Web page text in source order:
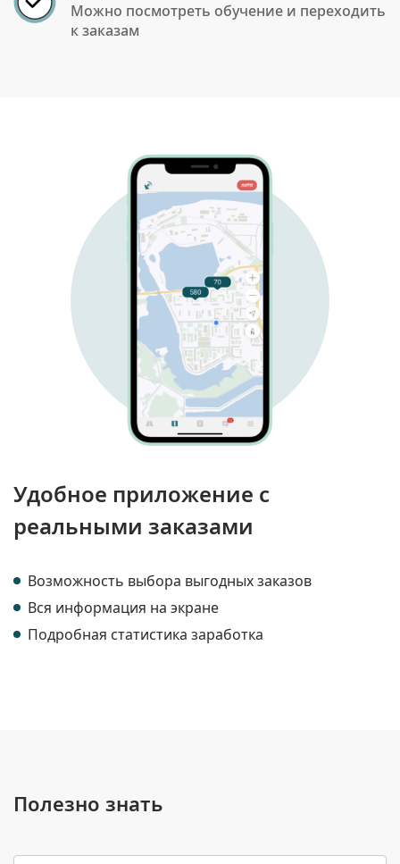
Можно посмотреть обучение и переходить
к заказам
Удобное приложение с
реальными заказами
Возможность выбора выгодных заказов
Вся информация на экране
Подробная статистика заработка
Полезно знать